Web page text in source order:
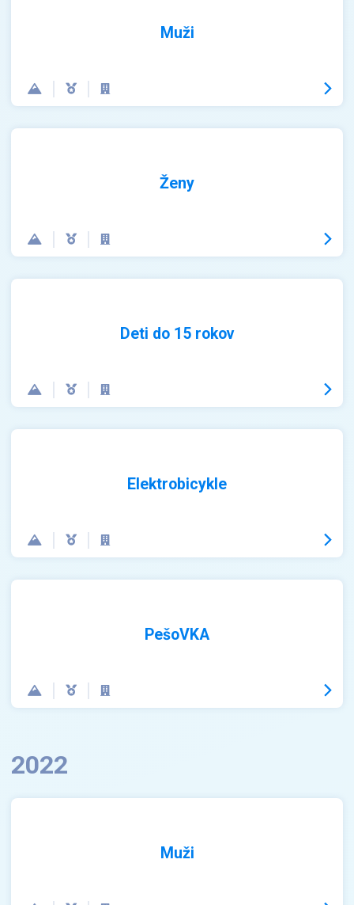
Muži
Ženy
Deti do 15 rokov
Elektrobicykle
PešoVKA
2022
Muži